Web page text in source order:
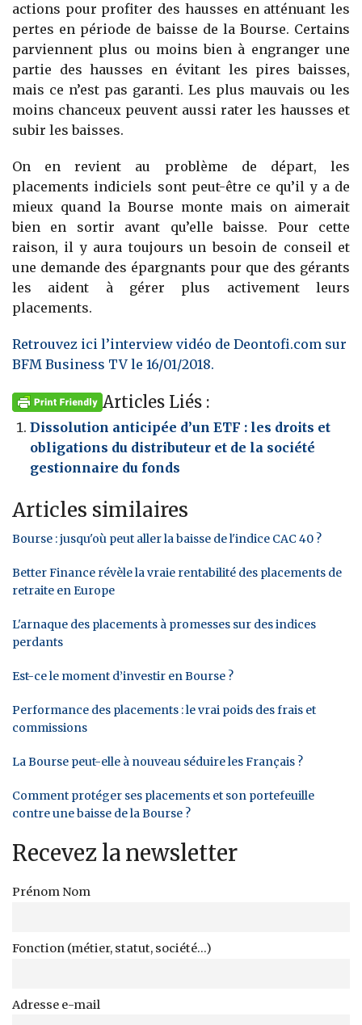
actions pour profiter des hausses en atténuant les
pertes en période de baisse de la Bourse. Certains
parviennent plus ou moins bien à engranger une
partie des hausses en évitant les pires baisses,
mais ce n’est pas garanti. Les plus mauvais ou les
moins chanceux peuvent aussi rater les hausses et
subir les baisses.
On en revient au problème de départ, les
placements indiciels sont peut-être ce qu’il y a de
mieux quand la Bourse monte mais on aimerait
bien en sortir avant qu’elle baisse. Pour cette
raison, il y aura toujours un besoin de conseil et
une demande des épargnants pour que des gérants
les aident à gérer plus activement leurs
placements.
Retrouvez ici l’interview vidéo de Deontofi.com sur
BFM Business TV le 16/01/2018.
Articles Liés :
Dissolution anticipée d’un ETF : les droits et
obligations du distributeur et de la société
gestionnaire du fonds
Articles similaires
Bourse : jusqu'où peut aller la baisse de l'indice CAC 40 ?
Better Finance révèle la vraie rentabilité des placements de
retraite en Europe
L'arnaque des placements à promesses sur des indices
perdants
Est-ce le moment d’investir en Bourse ?
Performance des placements : le vrai poids des frais et
commissions
La Bourse peut-elle à nouveau séduire les Français ?
Comment protéger ses placements et son portefeuille
contre une baisse de la Bourse ?
Recevez la newsletter
Prénom Nom
Fonction (métier, statut, société...)
Adresse e-mail